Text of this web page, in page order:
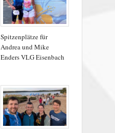
Spitzenplätze für
Andrea und Mike
Enders VLG Eisenbach